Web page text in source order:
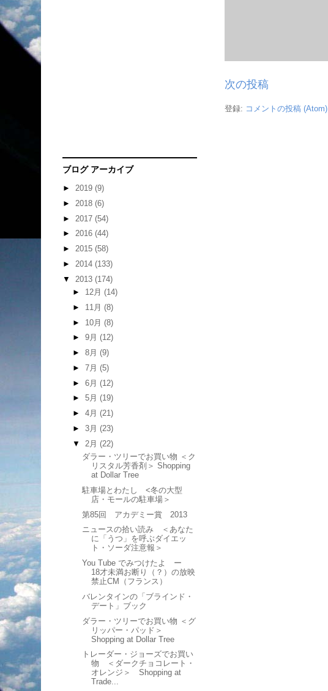
次の投稿
登録: コメントの投稿 (Atom)
ブログ アーカイブ
► 2019 (9)
► 2018 (6)
► 2017 (54)
► 2016 (44)
► 2015 (58)
► 2014 (133)
▼ 2013 (174)
► 12月 (14)
► 11月 (8)
► 10月 (8)
► 9月 (12)
► 8月 (9)
► 7月 (5)
► 6月 (12)
► 5月 (19)
► 4月 (21)
► 3月 (23)
▼ 2月 (22)
ダラー・ツリーでお買い物 ＜ク
リスタル芳香剤＞ Shopping
at Dollar Tree
駐車場とわたし <冬の大型
店・モールの駐車場＞
第85回 アカデミー賞 2013
ニュースの拾い読み ＜あなた
に「うつ」を呼ぶダイエッ
ト・ソーダ注意報＞
You Tube でみつけたよ ー
18才未満お断り（？）の放映
禁止CM（フランス）
バレンタインの「ブラインド・
デート」ブック
ダラー・ツリーでお買い物 ＜グ
リッパー・パッド＞
Shopping at Dollar Tree
トレーダー・ジョーズでお買い
物 ＜ダークチョコレート・
オレンジ＞ Shopping at
Trade...